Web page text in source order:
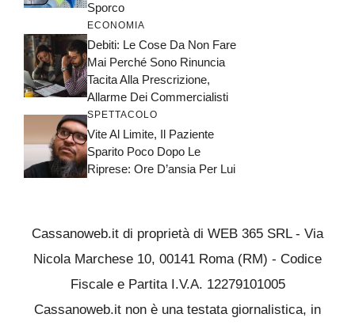
Sporco
ECONOMIA
Debiti: Le Cose Da Non Fare
Mai Perché Sono Rinuncia
Tacita Alla Prescrizione,
Allarme Dei Commercialisti
SPETTACOLO
Vite Al Limite, Il Paziente
Sparito Poco Dopo Le
Riprese: Ore D’ansia Per Lui
Cassanoweb.it di proprietà di WEB 365 SRL - Via
Nicola Marchese 10, 00141 Roma (RM) - Codice
Fiscale e Partita I.V.A. 12279101005
Cassanoweb.it non è una testata giornalistica, in